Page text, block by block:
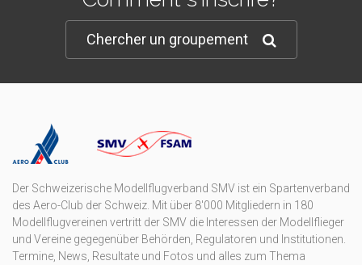
Chercher un groupement
Der Schweizerische Modellflugverband SMV ist ein Spartenverband
des Aero-Club der Schweiz. Mit über 8'000 Mitgliedern in 180
Modellflugvereinen vertritt der SMV die Interessen der Modellflieger
und Vereine gegegenüber Behörden, Regulatoren und Institutionen.
Termine, News, Resultate und Fotos und alles zum Thema